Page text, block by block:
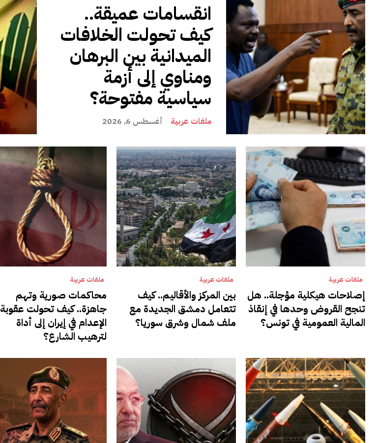
انقسامات عميقة..
كيف تحولت الخلافات
الميدانية بين البرهان
ومناوي إلى أزمة
سياسية مفتوحة؟
ملفات عربية أغسطس 6, 2026
ملفات عربية
إصلاحات هيكلية مؤجلة.. هل
تنجح القروض وحدها في إنقاذ
المالية العمومية في تونس؟
ملفات عربية
بين المركز والأقاليم.. كيف
تتعامل دمشق الجديدة مع
ملف شمال وشرق سوريا؟
ملفات عربية
محاكمات صورية وتهم
جاهزة.. كيف تحولت عقوبة
الإعدام في إيران إلى أداة
لترهيب الشارع؟